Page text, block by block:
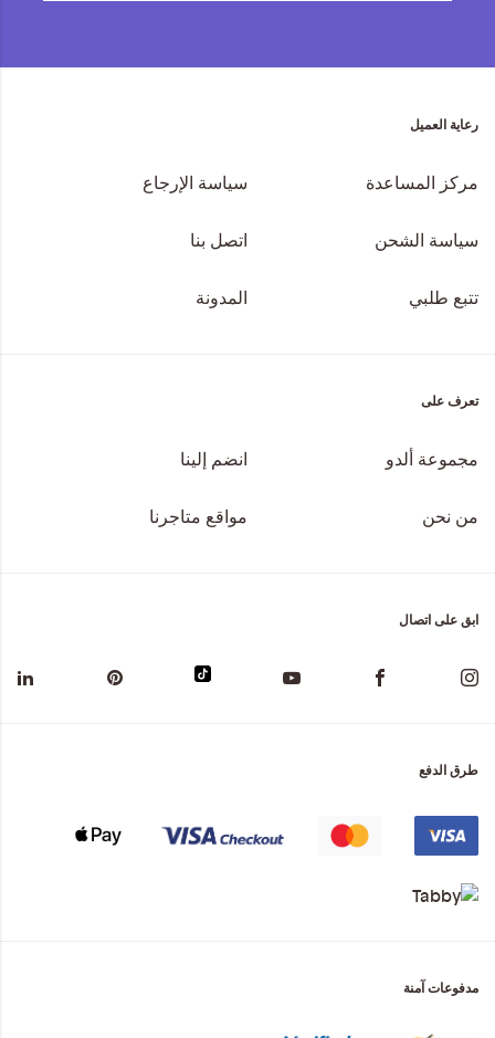
رعاية العميل
مركز المساعدة سياسة الإرجاع
سياسة الشحن اتصل بنا
تتبع طلبي المدونة
تعرف على
مجموعة ألدو انضم إلينا
من نحن مواقع متاجرنا
ابق على اتصال
طرق الدفع
مدفوعات آمنة